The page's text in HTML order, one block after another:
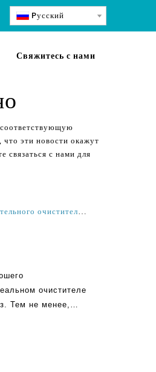
Pусский
Свяжитесь с нами
эти новости окажут
связаться с нами для
Общие ошибки, чтобы избежать при покупке хорошего отрицательного очистителя ионного воздуха
очистителе
Тем не менее,